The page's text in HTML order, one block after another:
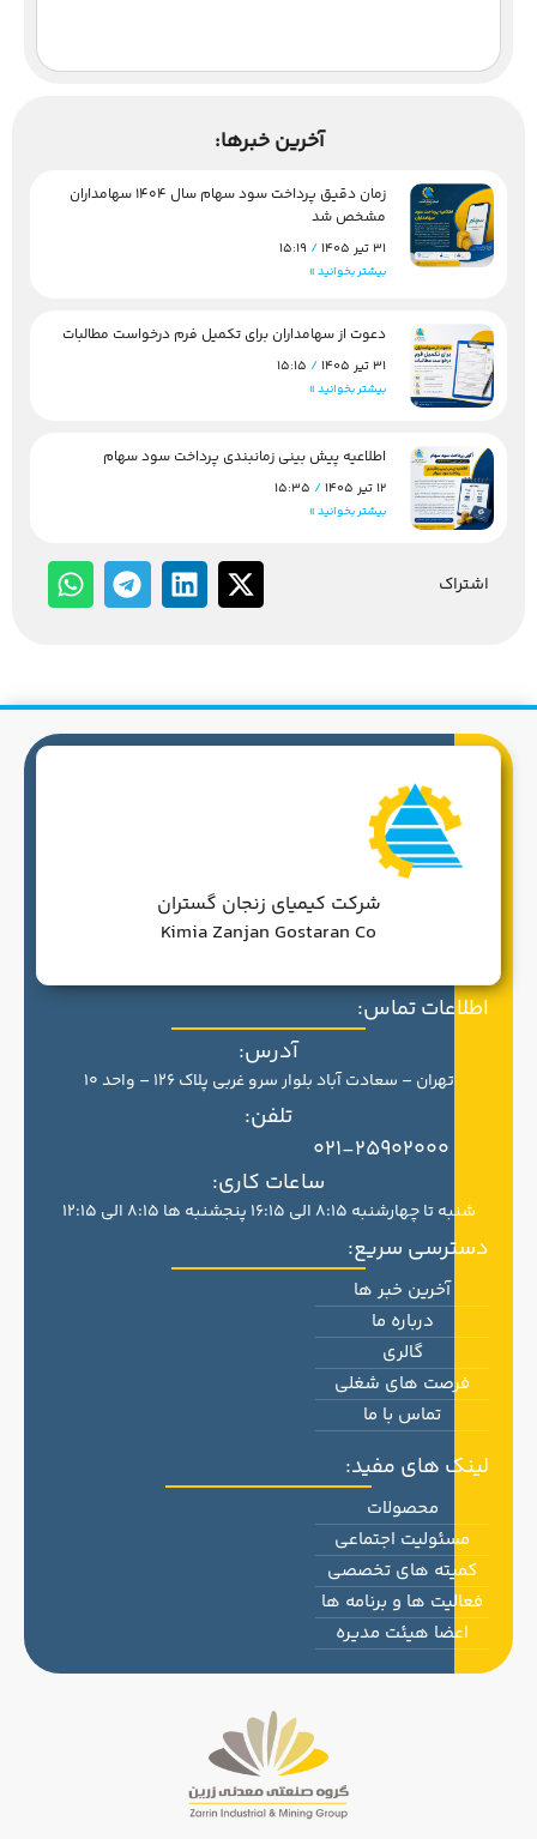
اشتراک
آخرین خبرها:
زمان دقیق پرداخت سود سهام سال 1404 سهامداران
مشخص شد
31 تیر 1405
بیشتر بخوانید »
دعوت از سهامداران برای تکمیل فرم درخواست مطالبات
31 تیر 1405
بیشتر بخوانید »
اطلاعیه پیش بینی زمانبندی پرداخت سود سهام
12 تیر 1405
بیشتر بخوانید »
اطلاعات تماس:
آدرس:
تهران – سعادت آباد بلوار سرو غربی پلاک 126 – واحد 10
تلفن:
021-25902000
ساعات کاری:
شنبه تا چهارشنبه 8:15 الی 16:15 پنجشنبه ها 8:15 الی 12:15
دسترسی سریع:
آخرین خبر ها
درباره ما
گالری
فرصت های شغلی
تماس با ما
لینک های مفید:
محصولات
مسئولیت اجتماعی
کمیته های تخصصی
فعالیت ها و برنامه ها
اعضا هیئت مدیره
شرکت کیمیای زنجان گستران
Kimia Zanjan Gostaran Co